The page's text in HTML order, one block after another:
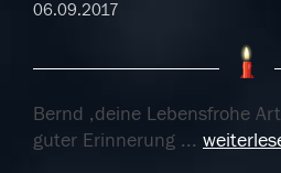
06.09.2017
Bernd ,deine Lebensfrohe
guter Erinnerung ...